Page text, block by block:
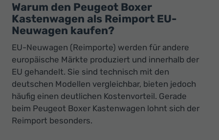
Warum den Peugeot Boxer
Kastenwagen als Reimport EU-
Neuwagen kaufen?
EU-Neuwagen (Reimporte) werden für andere
europäische Märkte produziert und innerhalb der
EU gehandelt. Sie sind technisch mit den
deutschen Modellen vergleichbar, bieten jedoch
häufig einen deutlichen Kostenvorteil. Gerade
beim Peugeot Boxer Kastenwagen lohnt sich der
Reimport besonders.